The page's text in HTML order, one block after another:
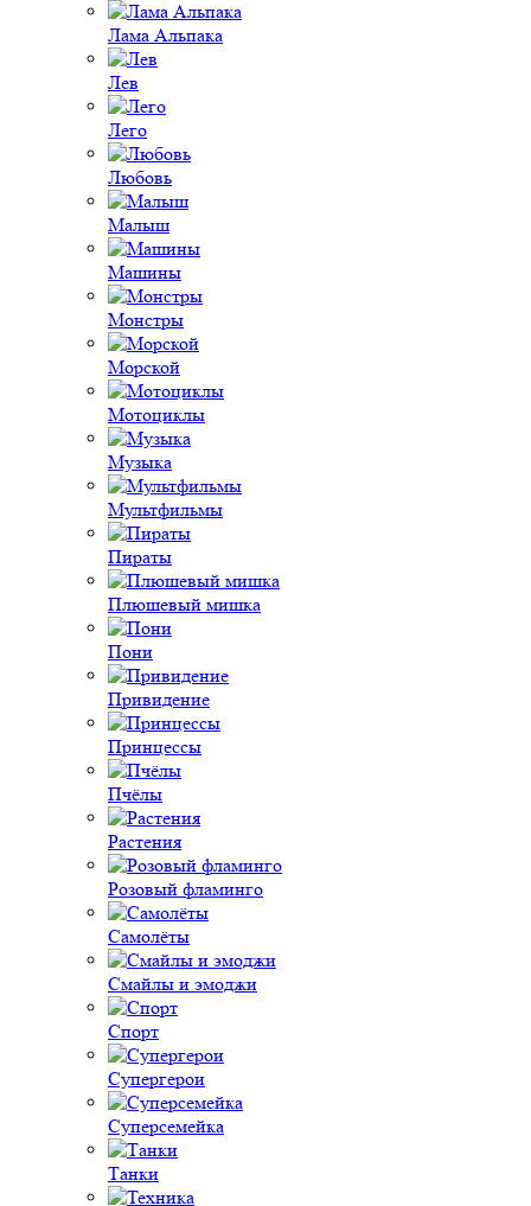
Лама Альпака
Лев
Лего
Любовь
Малыш
Машины
Монстры
Морской
Мотоциклы
Музыка
Мультфильмы
Пираты
Плюшевый мишка
Пони
Привидение
Принцессы
Пчёлы
Растения
Розовый фламинго
Самолёты
Смайлы и эмоджи
Спорт
Супергерои
Суперсемейка
Танки